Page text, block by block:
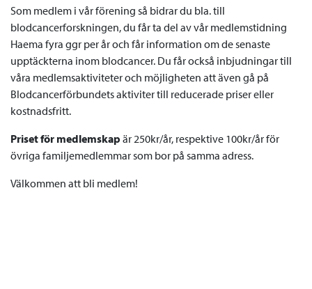
Som medlem i vår förening så bidrar du bla. till
blodcancerforskningen, du får ta del av vår medlemstidning
Haema fyra ggr per år och får information om de senaste
upptäckterna inom blodcancer. Du får också inbjudningar till
våra medlemsaktiviteter och möjligheten att även gå på
Blodcancerförbundets aktiviter till reducerade priser eller
kostnadsfritt.
Priset för medlemskap är 250kr/år, respektive 100kr/år för
övriga familjemedlemmar som bor på samma adress.
Välkommen att bli medlem!